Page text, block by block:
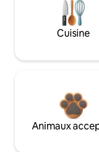
Cuisine
Animaux